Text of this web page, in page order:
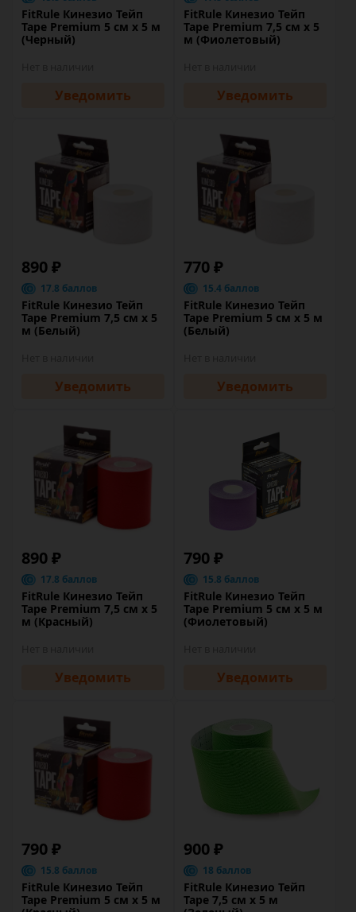
FitRule Кинезио Тейп
Tape Premium 5 cм х 5 м
(Черный)
Уведомить
FitRule Кинезио Тейп
Tape Premium 7,5 cм х 5
м (Фиолетовый)
Уведомить
890 ₽
17.8 баллов
FitRule Кинезио Тейп
Tape Premium 7,5 cм х 5
м (Белый)
Уведомить
770 ₽
15.4 баллов
FitRule Кинезио Тейп
Tape Premium 5 cм х 5 м
(Белый)
Уведомить
890 ₽
17.8 баллов
FitRule Кинезио Тейп
Tape Premium 7,5 cм х 5
м (Красный)
Уведомить
790 ₽
15.8 баллов
FitRule Кинезио Тейп
Tape Premium 5 cм х 5 м
(Фиолетовый)
Уведомить
790 ₽
15.8 баллов
FitRule Кинезио Тейп
Tape Premium 5 cм х 5 м
900 ₽
18 баллов
FitRule Кинезио Тейп
Tape 7,5 cм х 5 м